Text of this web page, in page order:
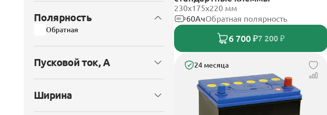
Полярность
Обратная
Пусковой ток, А
Ширина
230x175x220 мм
60АчОбратная полярность
6 700 ₽7 200 ₽
24 месяца